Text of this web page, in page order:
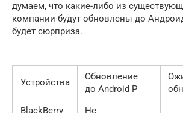
думаем, что какие-либо из
компании будут обновлены до
будет сюрприза.
Устройства
Обновление
до Android P
BlackBerry
Не